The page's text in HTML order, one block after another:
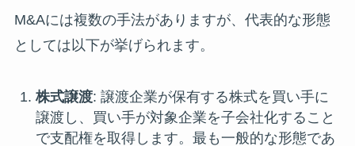
M&Aには複数の手法がありますが、代表的な形態
としては以下が挙げられます。
株式譲渡: 譲渡企業が保有する株式を買い手に
譲渡し、買い手が対象企業を子会社化すること
で支配権を取得します。最も一般的な形態であ